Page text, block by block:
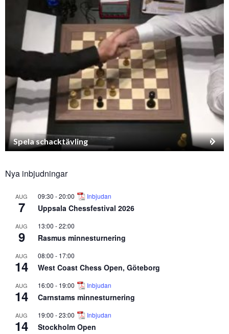
Spela schacktävling
Nya inbjudningar
AUG
7
09:30 -20:00 Inbjudan
Uppsala Chessfestival 2026
AUG
9
13:00 -22:00
Rasmus minnesturnering
AUG
14
08:00 - 17:00
West Coast Chess Open, Göteborg
AUG
14
16:00 - 19:00 Inbjudan
Carnstams minnesturnering
AUG
14
19:00 -23:00 Inbjudan
Stockholm Open